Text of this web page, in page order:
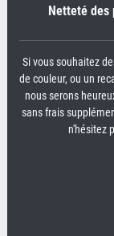
Netteté des
Si vous souhaitez
de couleur, ou un
nous serons
sans frais
n'hésitez